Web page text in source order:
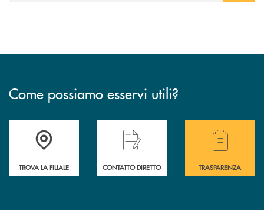
Come possiamo esservi utili?
Accedi all' elenco completo delle filiali .
TROVA LA FILIALE CONTATTO DIRETTO
Hai bisogno di
TRASPARENZA